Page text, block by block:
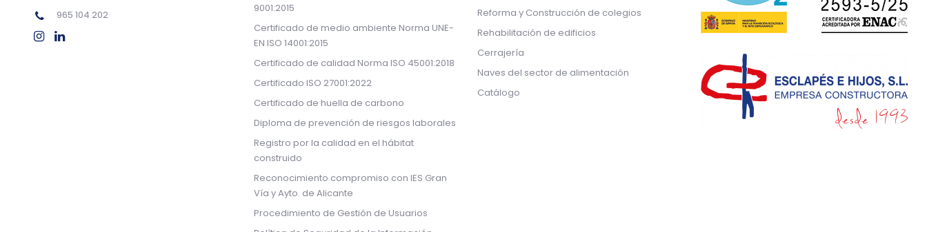
965 104 202
9001:2015
Certificado de medio ambiente Norma UNE-
EN ISO 14001:2015
Certificado de calidad Norma ISO 45001:2018
Certificado ISO 27001:2022
Certificado de huella de carbono
Diploma de prevención de riesgos laborales
Registro por la calidad en el hábitat
construido
Reconocimiento compromiso con IES Gran
Vía y Ayto. de Alicante
Procedimiento de Gestión de Usuarios
Reforma y Construcción de colegios
Rehabilitación de edificios
Cerrajería
Naves del sector de alimentación
Catálogo